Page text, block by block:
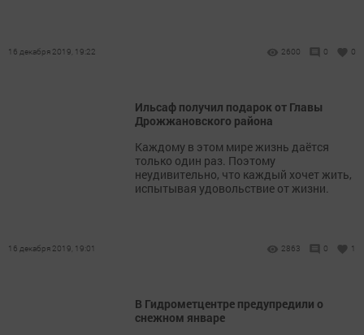
16 декабря 2019, 19:22 2600 0 0
Ильсаф получил подарок от Главы
Дрожжановского района
Каждому в этом мире жизнь даётся
только один раз. Поэтому
неудивительно, что каждый хочет жить,
испытывая удовольствие от жизни.
16 декабря 2019, 19:01 2863 0 1
В Гидрометцентре предупредили о
снежном январе